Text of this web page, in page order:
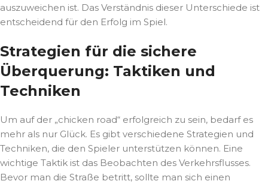
auszuweichen ist. Das Verständnis dieser Unterschiede ist
entscheidend für den Erfolg im Spiel.
Strategien für die sichere
Überquerung: Taktiken und
Techniken
Um auf der „chicken road“ erfolgreich zu sein, bedarf es
mehr als nur Glück. Es gibt verschiedene Strategien und
Techniken, die den Spieler unterstützen können. Eine
wichtige Taktik ist das Beobachten des Verkehrsflusses.
Bevor man die Straße betritt, sollte man sich einen